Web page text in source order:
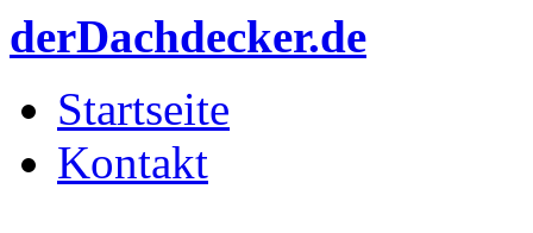
Direkt zum Inhalt
derDachdecker.de
Hauptmenü
Startseite
Kontakt